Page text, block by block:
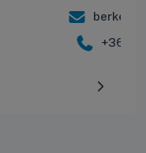
+36 30